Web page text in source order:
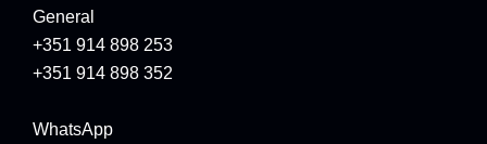
General
+351 914 898 253
+351 914 898 352
WhatsApp